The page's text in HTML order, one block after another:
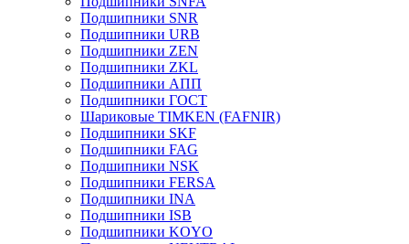
Подшипники SNR
Подшипники URB
Подшипники ZEN
Подшипники ZKL
Подшипники АПП
Подшипники ГОСТ
Шариковые ТІMKEN (FAFNIR)
Подшипники SKF
Подшипники FAG
Подшипники NSK
Подшипники FERSA
Подшипники INA
Подшипники ISB
Подшипники KOYO